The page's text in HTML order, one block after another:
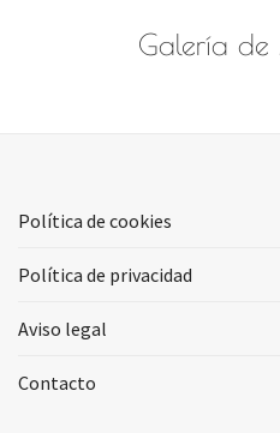
Galería de
Política de cookies
Política de privacidad
Aviso legal
Contacto